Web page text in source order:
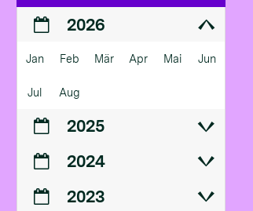
2026
Jan Feb Mär Apr Mai Jun
Jul Aug
2025
2024
2023